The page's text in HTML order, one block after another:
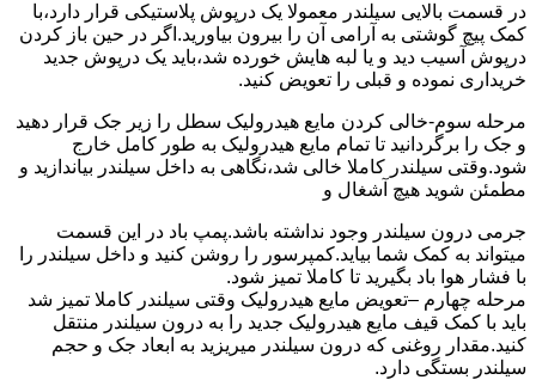
در قسمت بالایی سیلندر معمولا یک درپوش پلاستیکی قرار دارد،با
کمک پیچ گوشتی به آرامی آن را بیرون بیاورید.اگر در حین باز کردن
درپوش آسیب دید و یا لبه هایش خورده شد،باید یک درپوش جدید
خریداری نموده و قبلی را تعویض کنید.
مرحله سوم-خالی کردن مایع هیدرولیک سطل را زیر جک قرار دهید
و جک را برگردانید تا تمام مایع هیدرولیک به طور کامل خارج
شود.وقتی سیلندر کاملا خالی شد،نگاهی به داخل سیلندر بیاندازید و
مطمئن شوید هیچ آشغال و
جرمی درون سیلندر وجود نداشته باشد.پمپ باد در این قسمت
میتواند به کمک شما بیاید.کمپرسور را روشن کنید و داخل سیلندر را
با فشار هوا باد بگیرید تا کاملا تمیز شود.
مرحله چهارم –تعویض مایع هیدرولیک وقتی سیلندر کاملا تمیز شد
باید با کمک قیف مایع هیدرولیک جدید را به درون سیلندر منتقل
کنید.مقدار روغنی که درون سیلندر میریزید به ابعاد جک و حجم
سیلندر بستگی دارد.